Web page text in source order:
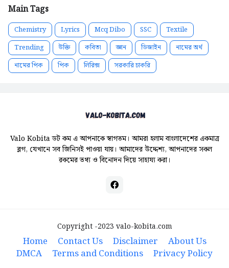
Main Tags
Chemistry Lyrics Mcq Dibo SSC
Textile
Trending
উক্তি কবিতা জ্ঞান ডিজাইন
নামের অর্থ
নামের পিক
পিক লিরিক্স সরকারি চাকরি
Valo Kobita ডট কম এ আপনাকে স্বাগতম। আমরা হলাম বাংলাদেশের একমাত্র
ব্লগ, যেখানে সব জিনিসই পাওয়া যায়। আমাদের উদ্দেশ্য, আপনাদের সকল
রকমের তথ্য ও বিনোদন দিয়ে সাহায্য করা।
Copyright -2023 valo-kobita.com
Home Contact Us Disclaimer
About Us
DMCA
Terms and Conditions Privacy Policy